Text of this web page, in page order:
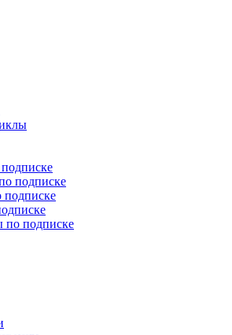
подписке
подписке
по подписке